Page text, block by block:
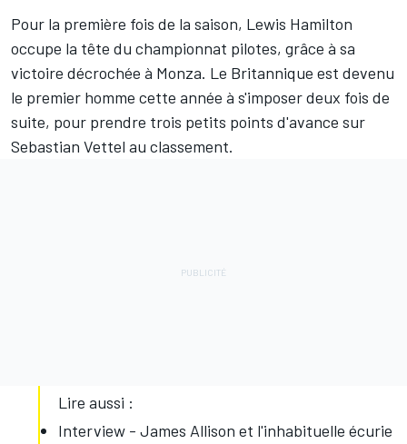
Pour la première fois de la saison, Lewis Hamilton
occupe la tête du championnat pilotes, grâce à sa
victoire décrochée à Monza. Le Britannique est devenu
le premier homme cette année à s'imposer deux fois de
suite, pour prendre trois petits points d'avance sur
Sebastian Vettel au classement.
Lire aussi :
Interview - James Allison et l'inhabituelle écurie